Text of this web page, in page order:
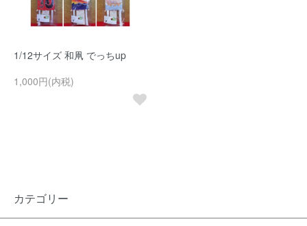
1/12サイズ 和凧 でっちup
1,000円(内税)
カテゴリー